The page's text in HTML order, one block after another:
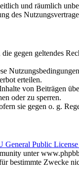
und räumlich
des
gegen geltendes
erteilen.
von Beiträgen
oder zu sperren.
sie gegen o. g.
General Public
unter
bestimmte Zwecke